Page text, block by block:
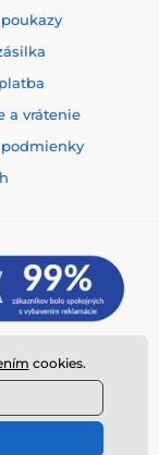
a vrátenie
cookies.